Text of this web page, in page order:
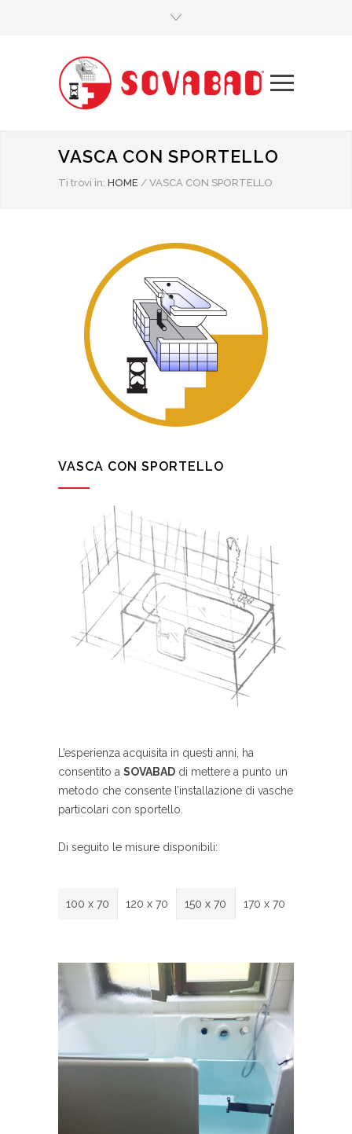
VASCA CON SPORTELLO
Ti trovi in: HOME / VASCA CON SPORTELLO
VASCA CON SPORTELLO
L’esperienza acquisita in questi anni, ha
consentito a SOVABAD di mettere a punto un
metodo che consente l’installazione di vasche
particolari con sportello.
Di seguito le misure disponibili:
100 x 70 120 x 70 150 x 70 170 x 70